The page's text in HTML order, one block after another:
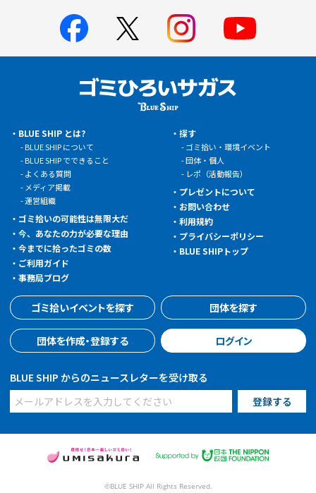
BLUE SHIP とは?
BLUE SHIP について
BLUE SHIP でできること
よくある質問
メディア掲載
運営組織
ゴミ拾いの可能性は無限大だ
今、あなたの力が必要な理由
今までに拾ったゴミの数
ご利用ガイド
事務局ブログ
探す
ゴミ拾い・環境イベント
団体・個人
レポ（活動報告）
プレゼントについて
お問い合わせ
利用規約
プライバシーポリシー
BLUE SHIPトップ
ゴミ拾いイベントを探す 団体を探す
団体を作成・登録する ログイン
BLUE SHIP からのニュースレターを受け取る
©BLUE SHIP All Rights Reserved.